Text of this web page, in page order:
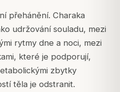
přehánění. Charaka
udržování souladu, mezi
rytmy dne a noci, mezi
které je podporují,
zbytky
těla je odstranit.